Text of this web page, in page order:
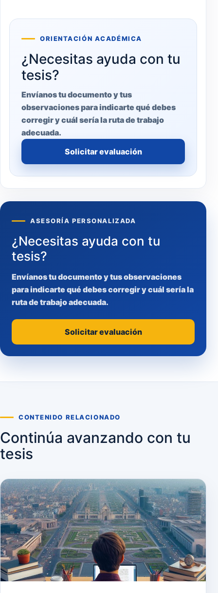
ORIENTACIÓN ACADÉMICA
¿Necesitas ayuda con tu
tesis?
Envíanos tu documento y tus
observaciones para indicarte qué debes
corregir y cuál sería la ruta de trabajo
adecuada.
Solicitar evaluación
ASESORÍA PERSONALIZADA
¿Necesitas ayuda con tu
tesis?
Envíanos tu documento y tus observaciones
para indicarte qué debes corregir y cuál sería la
ruta de trabajo adecuada.
Solicitar evaluación
CONTENIDO RELACIONADO
Continúa avanzando con tu
tesis